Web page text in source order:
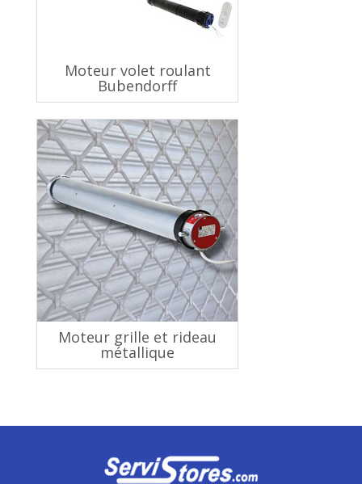
Moteur volet roulant
Bubendorff
Moteur grille et rideau
métallique